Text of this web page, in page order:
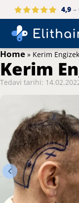
4,9–
Home » Kerim Engizek
Kerim
Tedavi tarihi: